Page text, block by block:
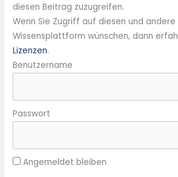
diesen Beitrag zuzugreifen.
Wenn Sie Zugriff auf diesen und
Wissensplattform wünschen, dann
Lizenzen.
Benutzername
Passwort
Angemeldet bleiben